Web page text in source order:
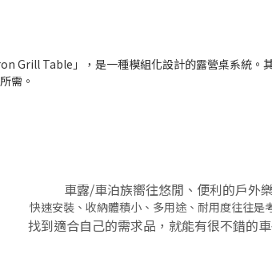
Grill Table」，是一種模組化設計的露營桌系統。
需。
車露/車泊族嚮往悠閒、便利的戶外
快速安裝、收納體積小、多用途、耐用度往往是
找到適合自己的需求品，就能有很不錯的